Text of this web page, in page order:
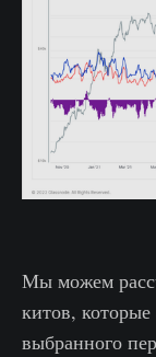
Мы можем
китов,
выбранного